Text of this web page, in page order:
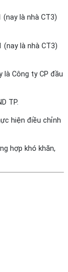
là nhà CT3)
(nay là nhà CT3)
Công ty CP đầu
TP.
hiện điều chỉnh
hợp khó khăn,